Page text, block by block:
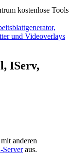
kostenlose Tools
und Videoverlays
IServ,
anderen
Serveraus.